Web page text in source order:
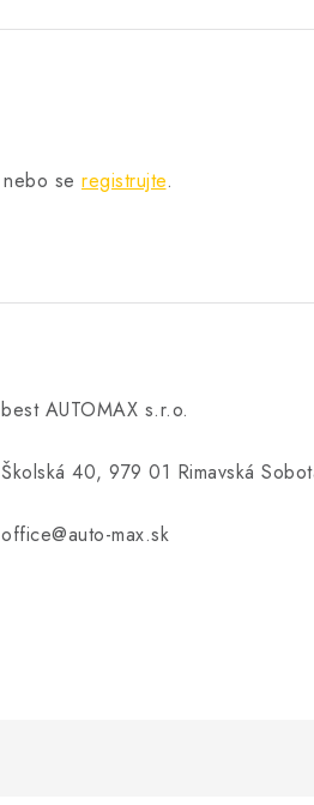
nebo se registrujte.
best AUTOMAX s.r.o.
Školská 40, 979 01 Rimavská
office@auto-max.sk